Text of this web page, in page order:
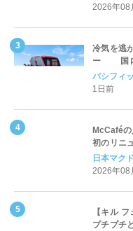
2026年08
冷気を逃
ー 国内
Cart（エ
パシフィ
1日前
McCaféの
初のリニ
ッペ」「
開始
日本マク
2026年08
【キル
プチプチ